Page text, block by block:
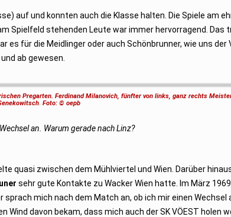
auf und konnten auch die Klasse halten. Die Spiele am
Spielfeld stehenden Leute war immer hervorragend. Das
es für die Meidlinger oder auch Schönbrunner, wie uns der
ab gewesen.
Pregarten. Ferdinand Milanovich, fünfter von links, ganz rechts
. Foto: © oepb
an. Warum gerade nach Linz?
quasi zwischen dem Mühlviertel und Wien. Darüber
sehr gute Kontakte zu Wacker Wien hatte. Im März
sprach mich nach dem Match an, ob ich mir einen Wechsel
Wind davon bekam, dass mich auch der SK VÖEST holen